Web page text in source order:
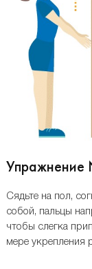
Сядьте на пол,
собой, пальцы
чтобы слегка
мере укрепления